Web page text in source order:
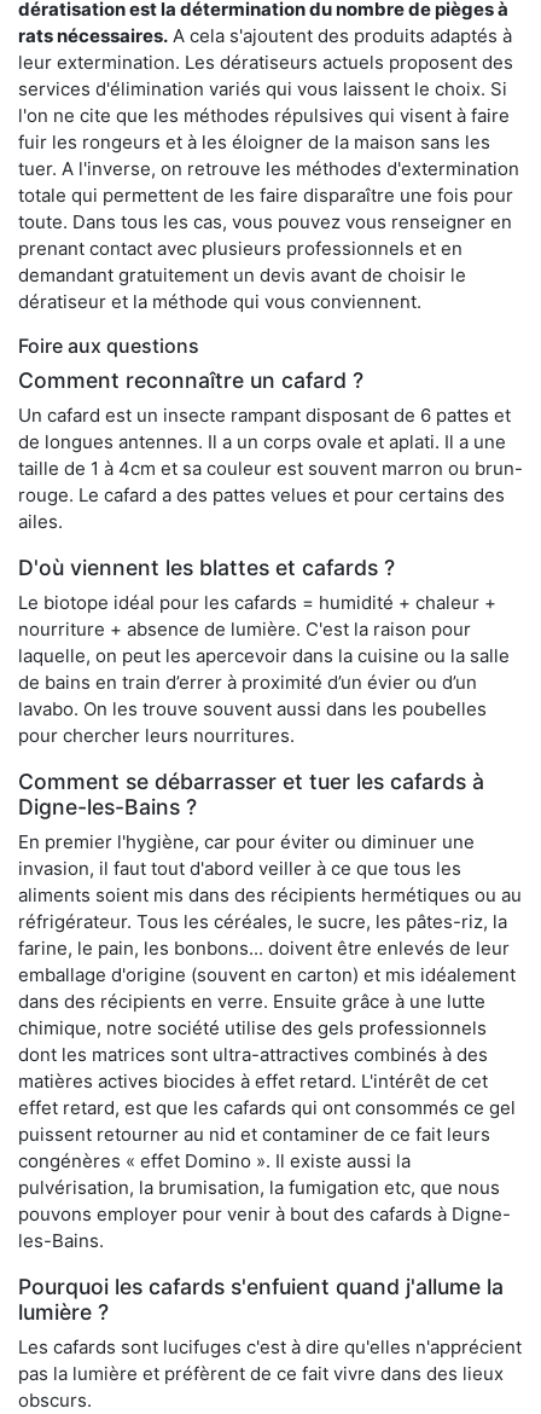
dératisation est la détermination du nombre de pièges à
rats nécessaires. A cela s'ajoutent des produits adaptés à
leur extermination. Les dératiseurs actuels proposent des
services d'élimination variés qui vous laissent le choix. Si
l'on ne cite que les méthodes répulsives qui visent à faire
fuir les rongeurs et à les éloigner de la maison sans les
tuer. A l'inverse, on retrouve les méthodes d'extermination
totale qui permettent de les faire disparaître une fois pour
toute. Dans tous les cas, vous pouvez vous renseigner en
prenant contact avec plusieurs professionnels et en
demandant gratuitement un devis avant de choisir le
dératiseur et la méthode qui vous conviennent.
Foire aux questions
Comment reconnaître un cafard ?
Un cafard est un insecte rampant disposant de 6 pattes et
de longues antennes. Il a un corps ovale et aplati. Il a une
taille de 1 à 4cm et sa couleur est souvent marron ou brun-
rouge. Le cafard a des pattes velues et pour certains des
ailes.
D'où viennent les blattes et cafards ?
Le biotope idéal pour les cafards = humidité + chaleur +
nourriture + absence de lumière. C'est la raison pour
laquelle, on peut les apercevoir dans la cuisine ou la salle
de bains en train d’errer à proximité d’un évier ou d’un
lavabo. On les trouve souvent aussi dans les poubelles
pour chercher leurs nourritures.
Comment se débarrasser et tuer les cafards à
Digne-les-Bains ?
En premier l'hygiène, car pour éviter ou diminuer une
invasion, il faut tout d'abord veiller à ce que tous les
aliments soient mis dans des récipients hermétiques ou au
réfrigérateur. Tous les céréales, le sucre, les pâtes-riz, la
farine, le pain, les bonbons... doivent être enlevés de leur
emballage d'origine (souvent en carton) et mis idéalement
dans des récipients en verre. Ensuite grâce à une lutte
chimique, notre société utilise des gels professionnels
dont les matrices sont ultra-attractives combinés à des
matières actives biocides à effet retard. L'intérêt de cet
effet retard, est que les cafards qui ont consommés ce gel
puissent retourner au nid et contaminer de ce fait leurs
congénères « effet Domino ». Il existe aussi la
pulvérisation, la brumisation, la fumigation etc, que nous
pouvons employer pour venir à bout des cafards à Digne-
les-Bains.
Pourquoi les cafards s'enfuient quand j'allume la
lumière ?
Les cafards sont lucifuges c'est à dire qu'elles n'apprécient
pas la lumière et préfèrent de ce fait vivre dans des lieux
obscurs.